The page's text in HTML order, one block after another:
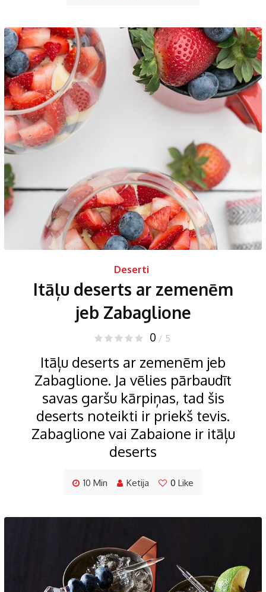
Deserti
Itāļu deserts ar zemenēm
jeb Zabaglione
0 / 5
Itāļu deserts ar zemenēm jeb
Zabaglione. Ja vēlies pārbaudīt
savas garšu kārpiņas, tad šis
deserts noteikti ir priekš tevis.
Zabaglione vai Zabaione ir itāļu
deserts
10 Min Ketija 0 Like